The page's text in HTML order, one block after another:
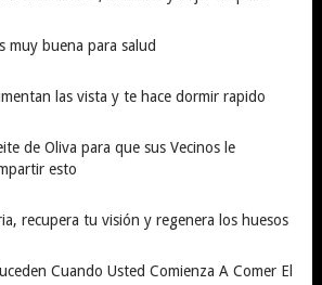
muy buena para salud
las vista y te hace dormir rapido
de Oliva para que sus Vecinos le
esto
recupera tu visión y regenera los huesos
Cuando Usted Comienza A Comer El